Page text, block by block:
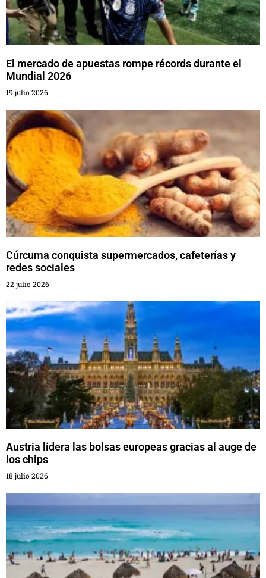
El mercado de apuestas rompe récords durante el
Mundial 2026
19 julio 2026
Cúrcuma conquista supermercados, cafeterías y
redes sociales
22 julio 2026
Austria lidera las bolsas europeas gracias al auge de
los chips
18 julio 2026